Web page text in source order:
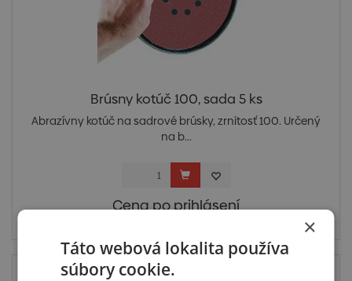
Brúsny kotúč 100, sada 5 ks
Abrazívny kotúč na sadrové brúsky, zrnitosť 100. Určený
na b...
Cena po prihlásení
×
Táto webová lokalita používa
súbory cookie.